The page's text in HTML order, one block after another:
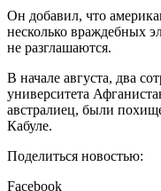
Он добавил, что
несколько враждебных
не разглашаются.
В начале августа, два
университета
австралиец, были
Кабуле.
Поделиться новостью:
Facebook